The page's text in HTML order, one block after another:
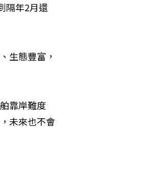
隔年2月還
生態豐富，
靠岸難度
未來也不會